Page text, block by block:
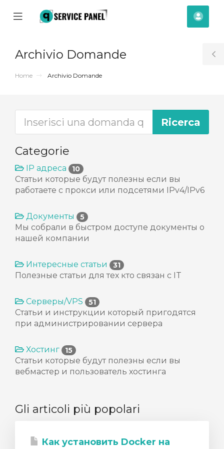
Mobile
Archivio Domande
Home Archivio Domande
Categorie
IP адреса 10
Статьи которые будут полезны если вы
работаете с прокси или подсетями IPv4/IPv6
Документы 5
Мы собрали в быстром доступе документы о
нашей компании
Интересные статьи 31
Полезные статьи для тех кто связан с IT
Серверы/VPS 51
Статьи и инструкции который пригодятся
при администрировании сервера
Хостинг 15
Статьи которые будут полезны если вы
вебмастер и пользователь хостинга
Gli articoli più popolari
Как установить Docker на